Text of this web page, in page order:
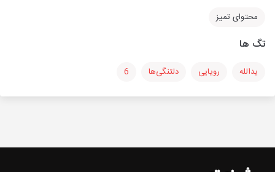
محتوای تمیز
تگ ها
یدالله رویایی دلتنگی‌ها 6